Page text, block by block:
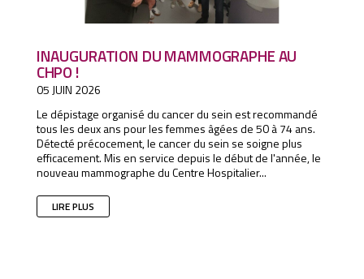
INAUGURATION DU MAMMOGRAPHE AU
CHPO !
05 JUIN 2026
Le dépistage organisé du cancer du sein est recommandé
tous les deux ans pour les femmes âgées de 50 à 74 ans.
Détecté précocement, le cancer du sein se soigne plus
efficacement. Mis en service depuis le début de l'année, le
nouveau mammographe du Centre Hospitalier...
LIRE PLUS